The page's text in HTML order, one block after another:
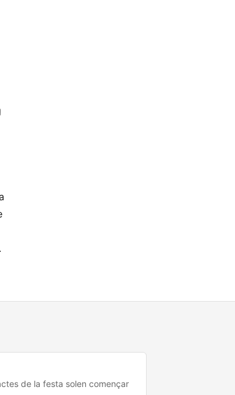
.
de la festa solen començar